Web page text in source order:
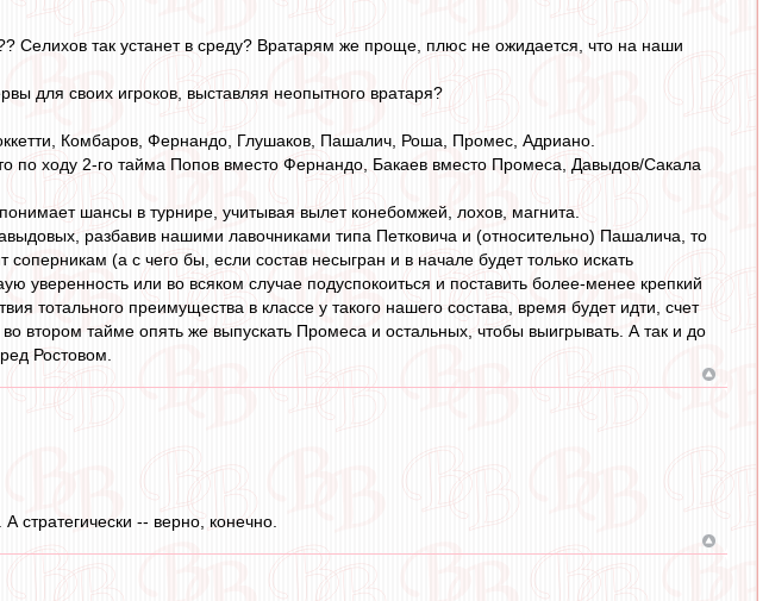
Селихов так устанет в среду? Вратарям же проще, плюс не ожидается, что на наши
для своих игроков, выставляя неопытного вратаря?
Комбаров, Фернандо, Глушаков, Пашалич, Роша, Промес, Адриано.
по ходу 2-го тайма Попов вместо Фернандо, Бакаев вместо Промеса, Давыдов/Сакала
шансы в турнире, учитывая вылет конебомжей, лохов, магнита.
разбавив нашими лавочниками типа Петковича и (относительно) Пашалича, то
(а с чего бы, если состав несыгран и в начале будет только искать
уверенность или во всяком случае подуспокоиться и поставить более-менее крепкий
тотального преимущества в классе у такого нашего состава, время будет идти, счет
втором тайме опять же выпускать Промеса и остальных, чтобы выигрывать. А так и до
Ростовом.
стратегически -- верно, конечно.